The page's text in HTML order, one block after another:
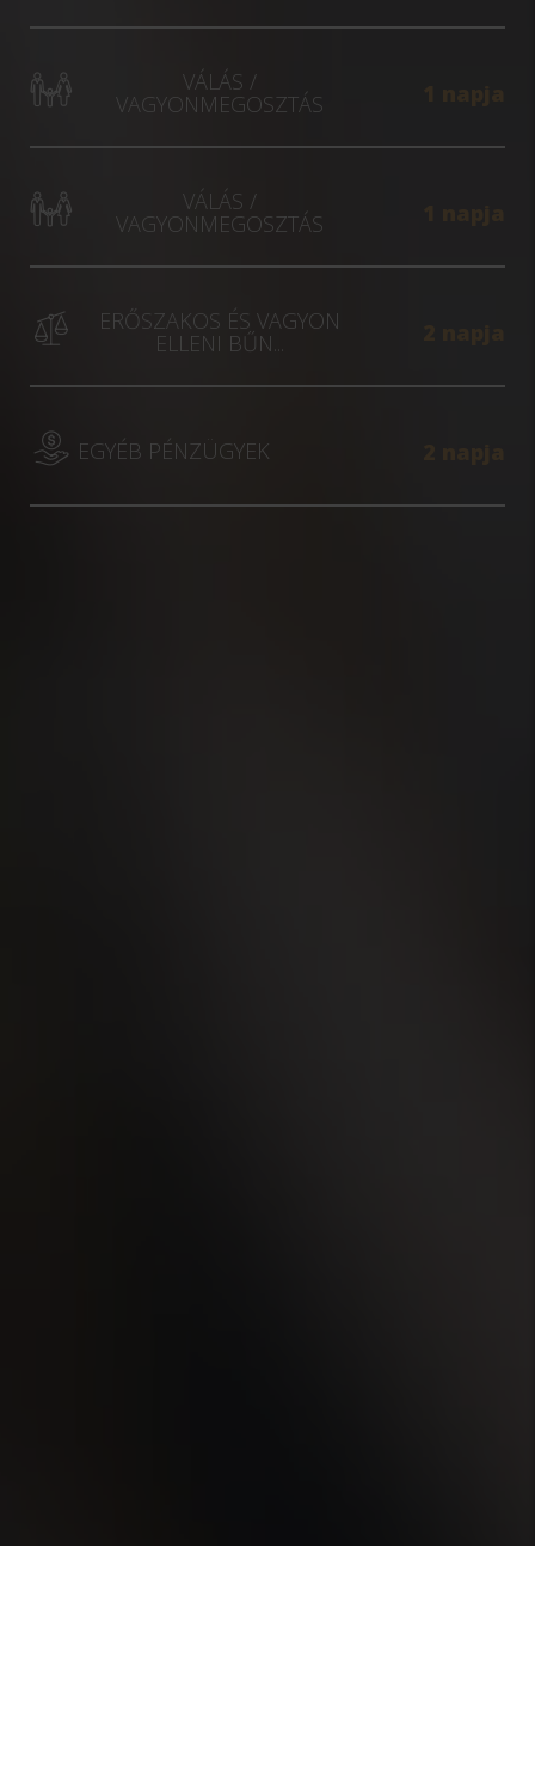
VÁLÁS /
VAGYONMEGOSZTÁS
VÁLÁS /
VAGYONMEGOSZTÁS
ERŐSZAKOS ÉS VAGYON
ELLENI BŰN...
EGYÉB PÉNZÜGYEK